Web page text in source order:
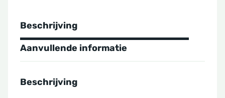
Beschrijving
Aanvullende informatie
Beschrijving